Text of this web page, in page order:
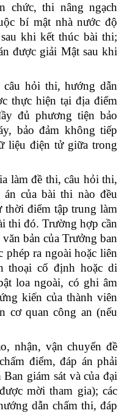
chức, thi nâng ngạch
bí mật nhà nước độ
khi kết thúc bài thi;
được giải Mật sau khi
hỏi thi, hướng dẫn
thực hiện tại địa điểm
đủ phương tiện bảo
bảo đảm không tiếp
liệu điện tử giữa trong
làm đề thi, câu hỏi thi,
của bài thi nào đều
thời điểm tập trung làm
thi đó. Trường hợp cần
bản của Trưởng ban
phép ra ngoài hoặc liên
thoại cố định hoặc di
loa ngoài, có ghi âm
kiến của thành viên
cơ quan công an (nếu
nhận, vận chuyển đề
điểm, đáp án phải
giám sát và của đại
mời tham gia); các
dẫn chấm thi, đáp